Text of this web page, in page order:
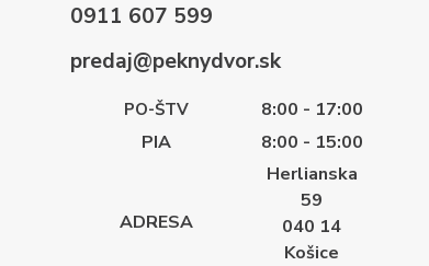
0911 607 599
predaj@peknydvor.sk
PO-ŠTV
8:00 - 17:00
PIA
8:00 - 15:00
ADRESA
Herlianska
59
040 14
Košice